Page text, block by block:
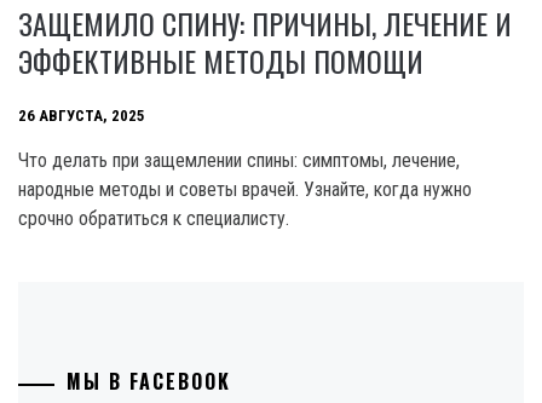
ЗАЩЕМИЛО СПИНУ: ПРИЧИНЫ, ЛЕЧЕНИЕ И
ЭФФЕКТИВНЫЕ МЕТОДЫ ПОМОЩИ
26 АВГУСТА, 2025
Что делать при защемлении спины: симптомы, лечение,
народные методы и советы врачей. Узнайте, когда нужно
срочно обратиться к специалисту.
МЫ В FACEBOOK